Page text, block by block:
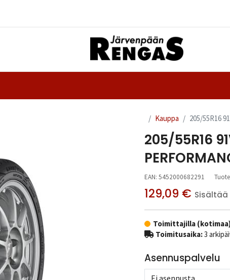
Kauppa 205/55R16
205/55R16
EAN: 5452000682291
129,09 € Sisältää
Toimittajilla
Toimitusaika:3
Asennuspalvelu